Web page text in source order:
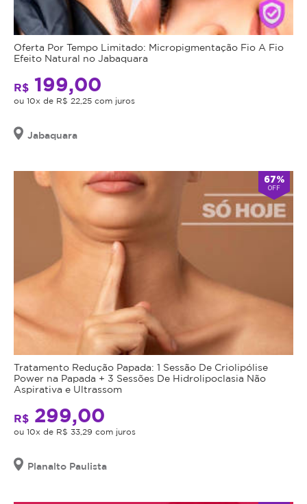
Oferta Por Tempo Limitado: Micropigmentação Fio A Fio
Efeito Natural no Jabaquara
R$ 199,00
ou 10x de R$ 22,25 com juros
Jabaquara
67%
OFF
Tratamento Redução Papada: 1 Sessão De Criolipólise
Power na Papada + 3 Sessões De Hidrolipoclasia Não
Aspirativa e Ultrassom
R$ 299,00
ou 10x de R$ 33,29 com juros
Planalto Paulista